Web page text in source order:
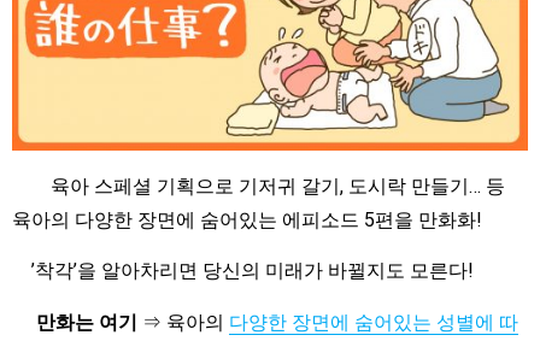
육아 스페셜 기획으로 기저귀 갈기, 도시락 만들기… 등
육아의 다양한 장면에 숨어있는 에피소드 5편을 만화화!
’착각’을 알아차리면 당신의 미래가 바뀔지도 모른다!
만화는 여기 ⇒ 육아의 다양한 장면에 숨어있는 성별에 따